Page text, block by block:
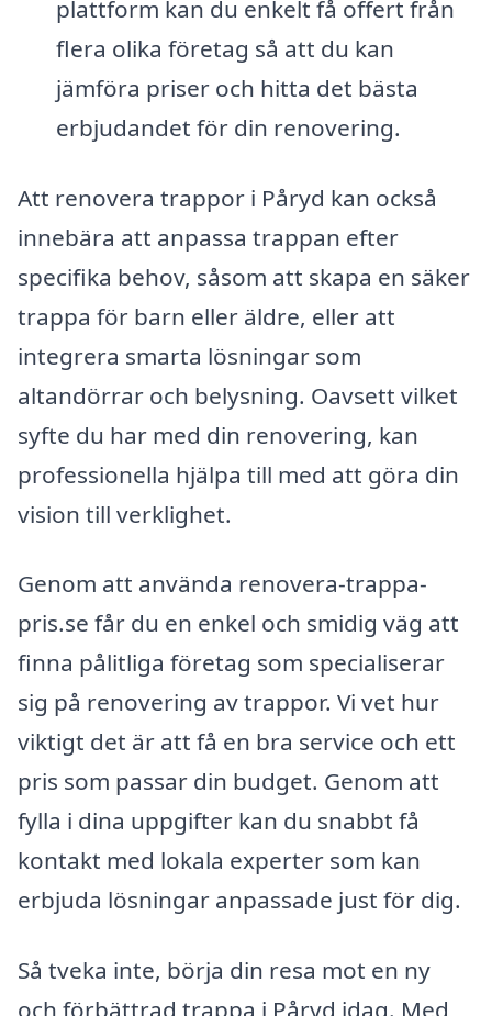
plattform kan du enkelt få offert från
flera olika företag så att du kan
jämföra priser och hitta det bästa
erbjudandet för din renovering.
Att renovera trappor i Påryd kan också
innebära att anpassa trappan efter
specifika behov, såsom att skapa en säker
trappa för barn eller äldre, eller att
integrera smarta lösningar som
altandörrar och belysning. Oavsett vilket
syfte du har med din renovering, kan
professionella hjälpa till med att göra din
vision till verklighet.
Genom att använda renovera-trappa-
pris.se får du en enkel och smidig väg att
finna pålitliga företag som specialiserar
sig på renovering av trappor. Vi vet hur
viktigt det är att få en bra service och ett
pris som passar din budget. Genom att
fylla i dina uppgifter kan du snabbt få
kontakt med lokala experter som kan
erbjuda lösningar anpassade just för dig.
Så tveka inte, börja din resa mot en ny
och förbättrad trappa i Påryd idag. Med